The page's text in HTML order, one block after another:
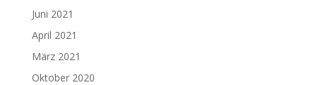
Juni 2021
April 2021
März 2021
Oktober 2020